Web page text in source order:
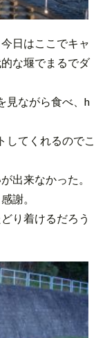
日はここでキャ
な堰でまるでダ
見ながら食べ、h
してくれるのでこ
出来なかった。
謝。
り着けるだろう